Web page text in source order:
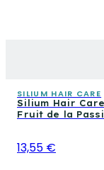
SILIUM HAIR CARE
Silium Hair
Fruit de la
13,55 €